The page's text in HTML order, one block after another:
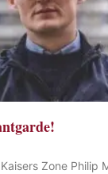
Zone Philip